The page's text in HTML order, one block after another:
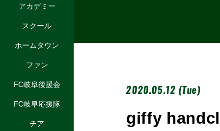
アカデミー
スクール
ホームタウン
ファン
FC岐阜後援会
FC岐阜応援隊
チア
2020.05.12 (Tue)
giffy